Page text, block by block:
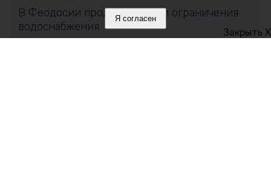
В Феодосии продлили сроки ограничения
водоснабжения
Закрыть X
Я согласен